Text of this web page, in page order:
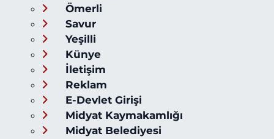
Ömerli
Savur
Yeşilli
Künye
İletişim
Reklam
E-Devlet Girişi
Midyat Kaymakamlığı
Midyat Belediyesi